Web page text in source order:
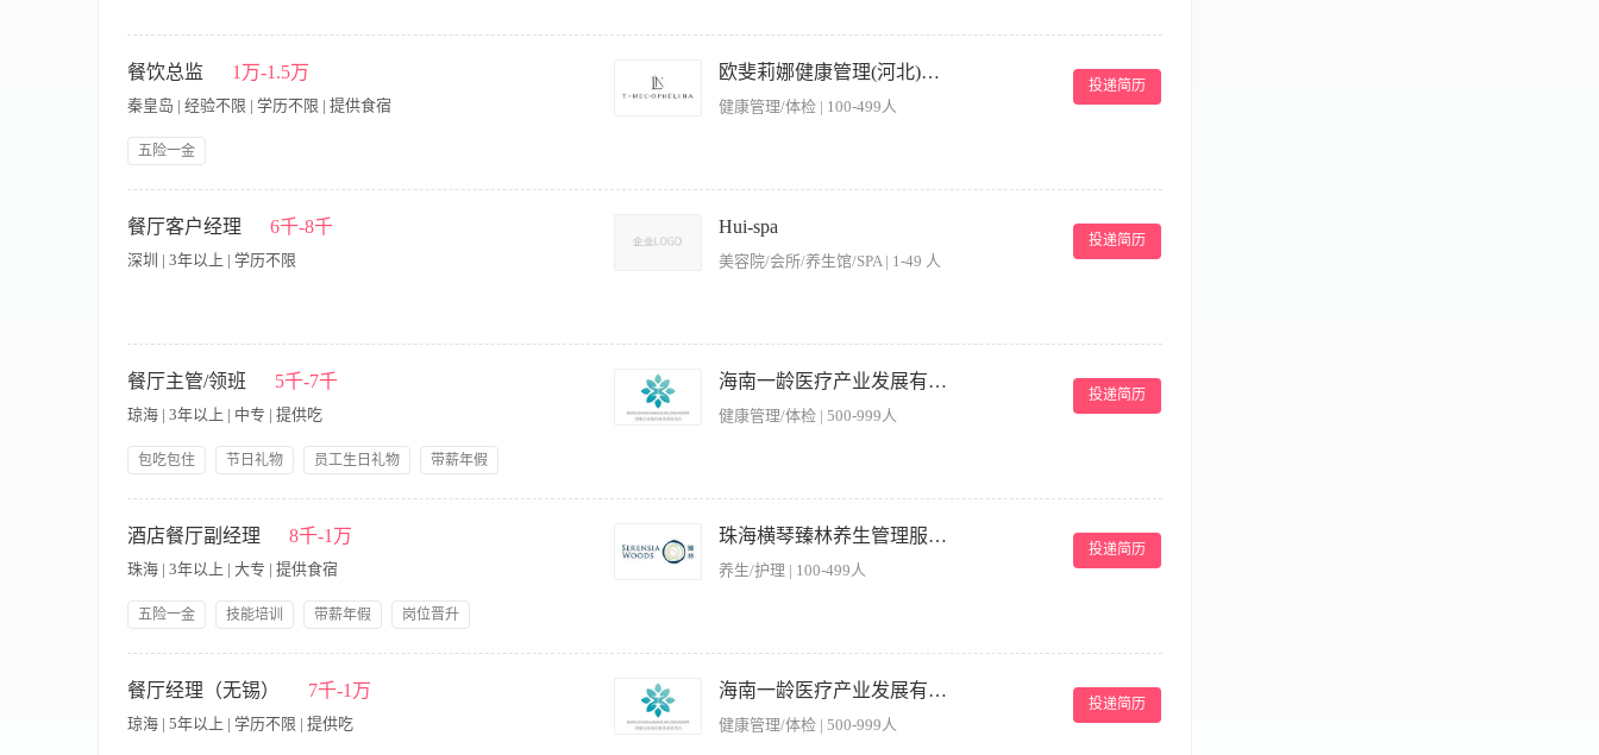
设备，确保娱乐活动的顺利进行。 4、保持包房或座位的整洁，及时更换烟灰缸，清理桌面垃圾。 5、协调与其他服务员或工作人员的工作，确保服务的连贯性和高效
性。 6、确保场所内的消防安全，熟悉消防设备的使用方法，并在紧急情况下能够迅速疏散客人。 7、协助客人进行结账，确保账单准确无误。 【岗位要求】 1、服务
意识强，能够主动为客人提供优质服务。 2、具备良好的沟通能力，能够与客人进行愉快的交流，解决客人的问题。 3、熟悉娱乐场所的服务流程和规范，能够熟练操
作相关设备。 4、了解酒水、小吃等餐饮产品的知识，能够为客人提供专业的推荐和建议。 5、具备良好的身体素质，能够适应快节奏的工作环境。
餐饮总监 1万-1.5万
秦皇岛 | 经验不限 | 学历不限 | 提供食宿
五险一金
欧斐莉娜健康管理(河北)有限公司
健康管理/体检 | 100-499人
投递简历
发当地需求的餐饮产品。 4、熟悉饭店管理理论、餐饮管理理论、营销学和服务心理学。 5、协调与其他部门的工作关系，确保宾客得到满意的餐饮产品和良好的服
务。 6、制定餐厅推销策略，督促员工做好食品饮料的推销工作，提高餐饮销售收入。 7、建全物资管理制度，对餐厅的设备、物资、用具等严格管理。 【岗位要
求】 1、本科以上文化程度；5年以上同岗位工作经验。 2、精通本部门的业务知识，熟练掌握中餐、西餐、酒吧、茶馆的技能及管理技巧。 3、熟悉 食品原材料采
性。
餐厅客户经理 6千-8千
深圳 | 3年以上 | 学历不限
Hui-spa
美容院/会所/养生馆/SPA | 1-49 人
投递简历
与店内团队紧密协作，确保各类宴请活动的顺利执行和客户满意度。 · 建立并更新客户档案，进行定期回访与关系维护，提升客户黏性与复购。 · 完成公司制定的销
售目标，并积极收集市场及客户反馈，助力品牌优化。 · 任职要求： · 三年以上高端餐饮、酒店、会所或相关行业的销售/客户管理经验。 · 具备优秀的商务洽谈、客
户开发和关系维护能力。 · 形象气质佳，沟通表达能力强，有抗压能力，有出色的服务意识和应变能力。 · 具备良好的团队协作精神和结果导向意识。 · 对宴请市场有
独到见解，能向客户清晰阐述若兰慈的独特价值。
餐厅主管/领班 5千-7千
琼海 | 3年以上 | 中专 | 提供吃
包吃包住 节日礼物 员工生日礼物
带薪年假
海南一龄医疗产业发展有限公司
健康管理/体检 | 500-999人
投递简历
良好形象 4、控制食材成本与损耗，定期盘点库存并提交采购需求 5、执行卫生清洁标准，配合监管部门检查工作 【岗位要求】 1、具备餐饮服务行业工作经验，有团
队管理经验优先 2、熟悉餐厅运营流程及食品安全规范 3、具备较强的沟通协调能力和应急处理能力 4、能适应早晚班轮换工作制 5、工作细致认真，具有服务意识和
责任心
酒店餐厅副经理 8千-1万
珠海 | 3年以上 | 大专 | 提供食宿
五险一金 技能培训 带薪年假
岗位晋升
珠海横琴臻林养生管理服务有限公司
养生/护理 | 100-499人
投递简历
况，维护良好顾客体验。 任职要求: 1. 具备餐饮服务及管理经验，有星级酒店相关背景者优先。 2. 沟通协调能力强，能有效带领团队完成工作目标。 3. 具备良好的英
餐厅经理（无锡） 7千-1万
琼海 | 5年以上 | 学历不限 | 提供吃
海南一龄医疗产业发展有限公司
健康管理/体检 | 500-999人
投递简历